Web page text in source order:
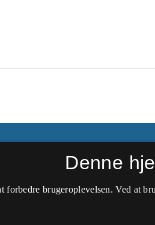
studier
Denne
forbedre brugeroplevelsen. Ved at